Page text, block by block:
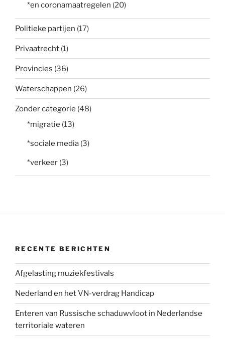
*en coronamaatregelen (20)
Politieke partijen (17)
Privaatrecht (1)
Provincies (36)
Waterschappen (26)
Zonder categorie (48)
*migratie (13)
*sociale media (3)
*verkeer (3)
RECENTE BERICHTEN
Afgelasting muziekfestivals
Nederland en het VN-verdrag Handicap
Enteren van Russische schaduwvloot in Nederlandse
territoriale wateren